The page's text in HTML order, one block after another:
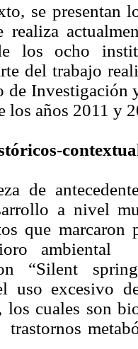
se presentan
realiza
los ocho
del trabajo
de Investigación
los años 2011 y
de
a nivel
que
“Silent
uso excesivo
los cuales son